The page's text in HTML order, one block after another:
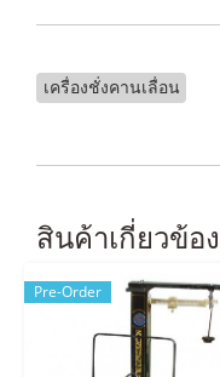
เครื่องชั่งคานเลื่อน
สินค้าเกี่ยวข้อง
Pre-Order